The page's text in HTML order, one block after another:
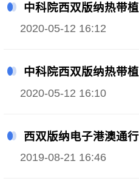
中科院西双版纳热带
2020-05-12 16:12
中科院西双版纳热带
2020-05-12 16:10
西双版纳电子港澳通
2019-08-21 16:46